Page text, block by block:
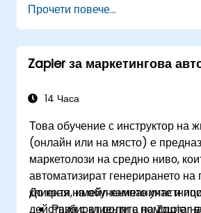
автоматизация.
Оптимизират маркетингови
работни процеси.
Прочети повече...
Zapier за маркетингова
14 Часа
Това обучение с инструктор на
(онлайн или на място) е
маркетолози на средно ниво,
автоматизират генерирането
клиенти, имейл кампаниите и
действия с клиенти с помощта
До края на обучението
Разбират ролята на Zapier в